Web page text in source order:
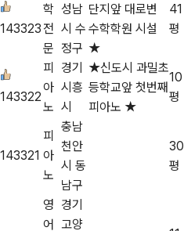
143323
학
전
문
성남
시 수
정구
단지앞 대로변
수학학원 시설
★
41
평
143322
피
아
노
경기
시흥
시
★신도시 과밀초
등학교앞 첫번째
피아노 ★
10
평
143321
피
아
노
충남
천안
시 동
남구
30
평
영
어
경기
고양